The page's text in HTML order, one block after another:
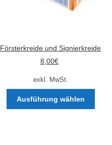
Försterkreide und Signierkreide
8,00€
exkl. MwSt.
Ausführung wählen